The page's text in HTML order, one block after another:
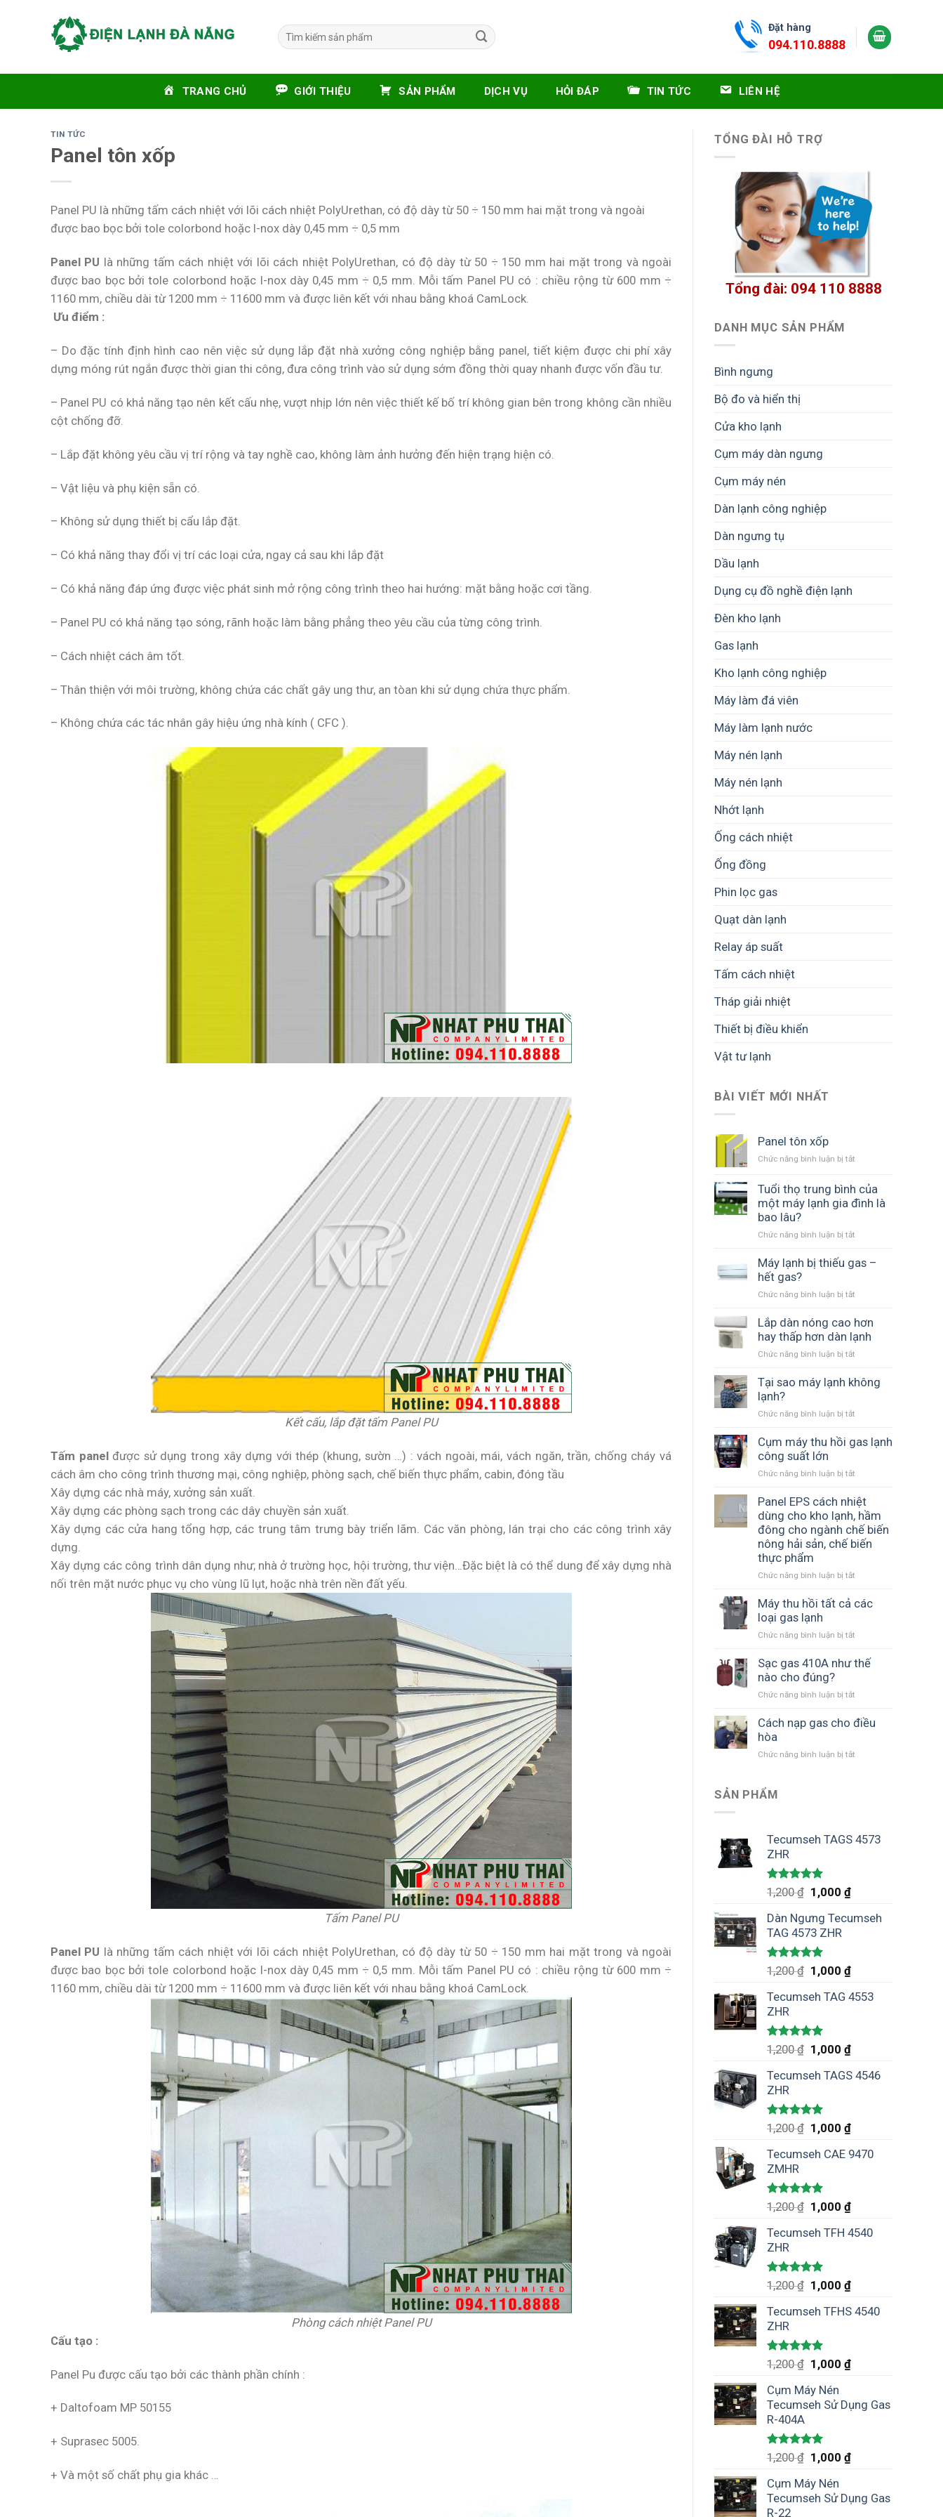
Tìm
kiếm:
Đặt hàng
094.110.8888
TRANG CHỦ GIỚI THIỆU SẢN PHẨM DỊCH VỤ HỎI ĐÁP TIN TỨC LIÊN HỆ
TIN TỨC
Panel tôn xốp
Panel PU là những tấm cách nhiệt với lõi cách nhiệt PolyUrethan, có độ dày từ 50 ÷ 150 mm hai mặt trong và ngoài
được bao bọc bởi tole colorbond hoặc I-nox dày 0,45 mm ÷ 0,5 mm
Panel PU là những tấm cách nhiệt với lõi cách nhiệt PolyUrethan, có độ dày từ 50 ÷ 150 mm hai mặt trong và ngoài
được bao bọc bởi tole colorbond hoặc I-nox dày 0,45 mm ÷ 0,5 mm. Mỗi tấm Panel PU có : chiều rộng từ 600 mm ÷
1160 mm, chiều dài từ 1200 mm ÷ 11600 mm và được liên kết với nhau bằng khoá CamLock.
Ưu điểm :
– Do đặc tính định hình cao nên việc sử dụng lắp đặt nhà xưởng công nghiệp bằng panel, tiết kiệm được chi phí xây
dựng móng rút ngắn được thời gian thi công, đưa công trình vào sử dụng sớm đồng thời quay nhanh được vốn đầu tư.
– Panel PU có khả năng tạo nên kết cấu nhẹ, vượt nhịp lớn nên việc thiết kế bố trí không gian bên trong không cần nhiều
cột chống đỡ.
– Lắp đặt không yêu cầu vị trí rộng và tay nghề cao, không làm ảnh hưởng đến hiện trạng hiện có.
– Vật liệu và phụ kiện sẵn có.
– Không sử dụng thiết bị cẩu lắp đặt.
– Có khả năng thay đổi vị trí các loại cửa, ngay cả sau khi lắp đặt
– Có khả năng đáp ứng được việc phát sinh mở rộng công trình theo hai hướng: mặt bằng hoặc cơi tầng.
– Panel PU có khả năng tạo sóng, rãnh hoặc làm bằng phẳng theo yêu cầu của từng công trình.
– Cách nhiệt cách âm tốt.
– Thân thiện với môi trường, không chứa các chất gây ung thư, an tòan khi sử dụng chứa thực phẩm.
– Không chứa các tác nhân gây hiệu ứng nhà kính ( CFC ).
Kết cấu, lắp đặt tấm Panel PU
Tấm panelđược sử dụng trong xây dựng với thép (khung, sườn …) : vách ngoài, mái, vách ngăn, trần, chống cháy vá
cách âm cho công trình thương mại, công nghiệp, phòng sạch, chế biến thực phẩm, cabin, đóng tầu
Xây dựng các nhà máy, xưởng sản xuất.
Xây dựng các phòng sạch trong các dây chuyền sản xuất.
Xây dựng các cửa hang tổng hợp, các trung tâm trưng bày triển lãm. Các văn phòng, lán trại cho các công trình xây
dựng.
Xây dựng các công trình dân dụng như; nhà ở trường học, hội trường, thư viện…Đặc biệt là có thể dung để xây dựng nhà
nối trên mặt nước phục vụ cho vùng lũ lụt, hoặc nhà trên nền đất yếu.
Tấm Panel PU
Panel PU là những tấm cách nhiệt với lõi cách nhiệt PolyUrethan, có độ dày từ 50 ÷ 150 mm hai mặt trong và ngoài
được bao bọc bởi tole colorbond hoặc I-nox dày 0,45 mm ÷ 0,5 mm. Mỗi tấm Panel PU có : chiều rộng từ 600 mm ÷
1160 mm, chiều dài từ 1200 mm ÷ 11600 mm và được liên kết với nhau bằng khoá CamLock.
Phòng cách nhiệt Panel PU
Cấu tạo :
Panel Pu được cấu tạo bởi các thành phần chính :
+ Daltofoam MP 50155
+ Suprasec 5005.
+ Và một số chất phụ gia khác …
TỔNG ĐÀI HỖ TRỢ
Tổng đài: 094 110 8888
DANH MỤC SẢN PHẨM
Bình ngưng
Bộ đo và hiển thị
Cửa kho lạnh
Cụm máy dàn ngưng
Cụm máy nén
Dàn lạnh công nghiệp
Dàn ngưng tụ
Dầu lạnh
Dụng cụ đồ nghề điện lạnh
Đèn kho lạnh
Gas lạnh
Kho lạnh công nghiệp
Máy làm đá viên
Máy làm lạnh nước
Máy nén lạnh
Máy nén lạnh
Nhớt lạnh
Ống cách nhiệt
Ống đồng
Phin lọc gas
Quạt dàn lạnh
Relay áp suất
Tấm cách nhiệt
Tháp giải nhiệt
Thiết bị điều khiển
Vật tư lạnh
BÀI VIẾT MỚI NHẤT
Panel tôn xốp
Chức năng bình luận bị tắt
xốp
Tuổi thọ trung bình của
một máy lạnh gia đình là
bao lâu?
Chức năng bình luận bị tắt
thọ
máy
lạnh
bao
Máy lạnh bị thiếu gas –
hết gas?
Chức năng bình luận bị tắt
lạnh
bị
thiếu
hết
Lắp dàn nóng cao hơn
hay thấp hơn dàn lạnh
Chức năng bình luận bị tắt
dàn
thấp
Tại sao máy lạnh không
lạnh?
Chức năng bình luận bị tắt
sao
Cụm máy thu hồi gas lạnh
công suất lớn
Chức năng bình luận bị tắt
máy
thu
hồi
gas
lạnh
Panel EPS cách nhiệt
dùng cho kho lạnh, hầm
đông cho ngành chế biến
nông hải sản, chế biến
thực phẩm
Chức năng bình luận bị tắt
EPS
kho
ngành
phẩm
Máy thu hồi tất cả các
loại gas lạnh
Chức năng bình luận bị tắt
thu
loại
Sạc gas 410A như thế
nào cho đúng?
Chức năng bình luận bị tắt
gas
Cách nạp gas cho điều
hòa
Chức năng bình luận bị tắt
SẢN PHẨM
Tecumseh TAGS 4573
ZHR
Được xếp
hạng
5.00
5 sao
1,200₫ 1,000₫
Dàn Ngưng Tecumseh
TAG 4573 ZHR
Được xếp
hạng
5.00
5 sao
1,200₫ 1,000₫
Tecumseh TAG 4553
ZHR
Được xếp
hạng
5.00
5 sao
1,200₫ 1,000₫
Tecumseh TAGS 4546
ZHR
Được xếp
hạng
5.00
5 sao
1,200₫ 1,000₫
Tecumseh CAE 9470
ZMHR
Được xếp
hạng
5.00
5 sao
1,200₫ 1,000₫
Tecumseh TFH 4540
ZHR
Được xếp
hạng
5.00
5 sao
1,200₫ 1,000₫
Tecumseh TFHS 4540
ZHR
Được xếp
hạng
5.00
5 sao
1,200₫ 1,000₫
Cụm Máy Nén
Tecumseh Sử Dụng Gas
R-404A
Được xếp
hạng
5.00
5 sao
1,200₫ 1,000₫
Cụm Máy Nén
Tecumseh Sử Dụng Gas
R-22